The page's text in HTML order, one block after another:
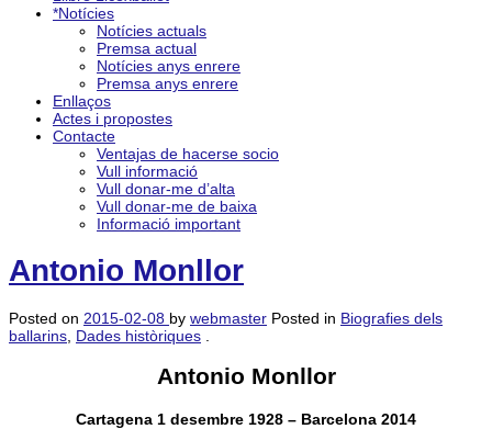
*Notícies
Notícies actuals
Premsa actual
Notícies anys enrere
Premsa anys enrere
Enllaços
Actes i propostes
Contacte
Ventajas de hacerse socio
Vull informació
Vull donar-me d’alta
Vull donar-me de baixa
Informació important
Antonio Monllor
Posted on 2015-02-08 by webmaster Posted in Biografies dels
ballarins Dades històriques
Antonio Monllor
Cartagena 1 desembre 1928 – Barcelona 2014